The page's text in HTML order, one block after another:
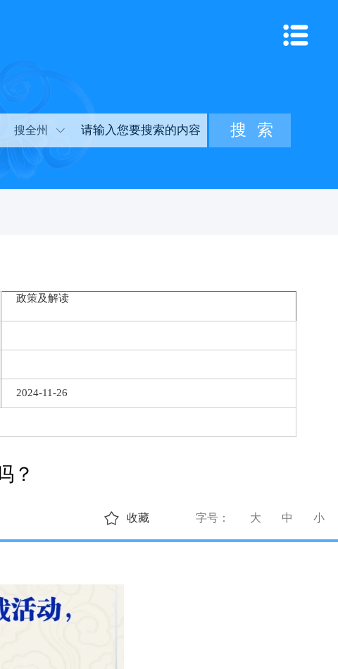
搜全州
政策及解读
2024-11-26
？
字号： 大 中 小
收藏